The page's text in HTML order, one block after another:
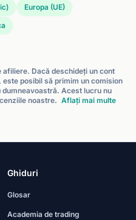
Europa (UE)
Dacă deschideți un cont
posibil să primim un comision
Acest lucru nu
noastre. Aflați mai multe
Ghiduri
Glosar
Academia de trading